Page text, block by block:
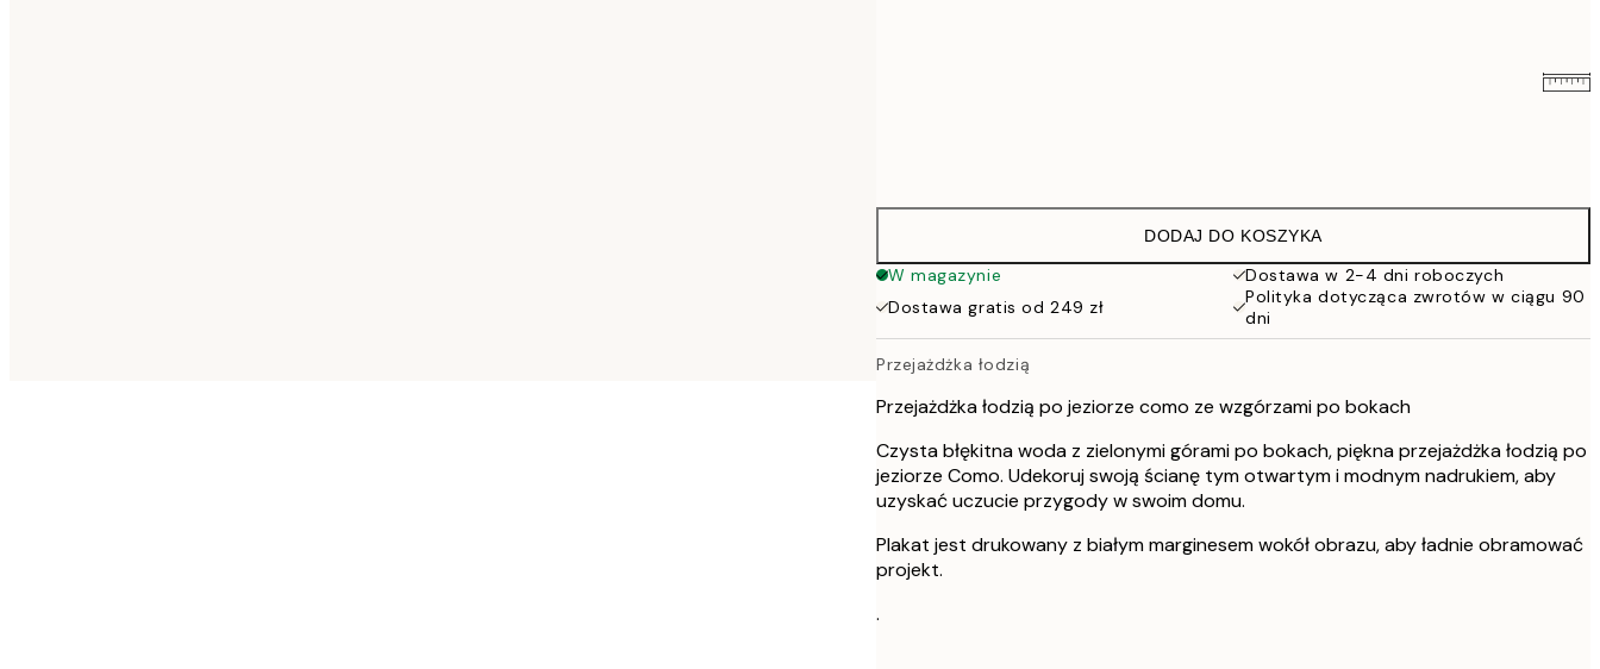
152 zł
DODAJ DO KOSZYKA
W magazynie
Dostawa w 2-4 dni roboczych
Dostawa gratis od 249 zł
Polityka dotycząca zwrotów w ciągu 90
dni
Przejażdżka łodzią
Przejażdżka łodzią po jeziorze como ze wzgórzami po bokach
Czysta błękitna woda z zielonymi górami po bokach, piękna przejażdżka łodzią po
jeziorze Como. Udekoruj swoją ścianę tym otwartym i modnym nadrukiem, aby
uzyskać uczucie przygody w swoim domu.
Plakat jest drukowany z białym marginesem wokół obrazu, aby ładnie obramować
projekt.
.